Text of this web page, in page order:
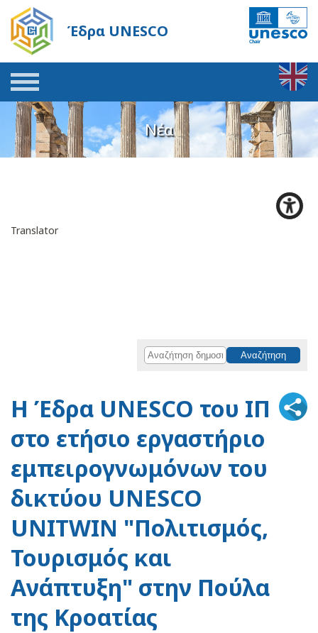
Έδρα UNESCO
Νέα
Translator
H Έδρα UNESCO του ΙΠ
στο ετήσιο εργαστήριο
εμπειρογνωμόνων του
δικτύου UNESCO
UNITWIN "Πολιτισμός,
Τουρισμός και
Ανάπτυξη" στην Πούλα
της Κροατίας